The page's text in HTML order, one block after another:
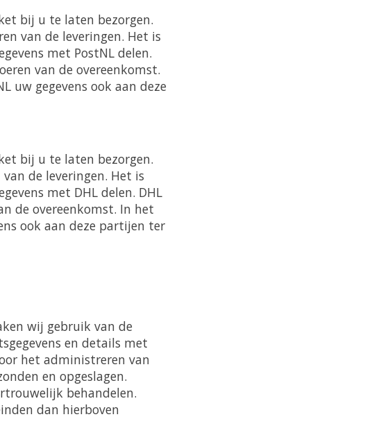
bij u te laten bezorgen.
van de leveringen. Het is
met PostNL delen.
van de overeenkomst.
uw gegevens ook aan deze
bij u te laten bezorgen.
de leveringen. Het is
met DHL delen. DHL
de overeenkomst. In het
ook aan deze partijen ter
wij gebruik van de
en details met
het administreren van
en opgeslagen.
behandelen.
dan hierboven